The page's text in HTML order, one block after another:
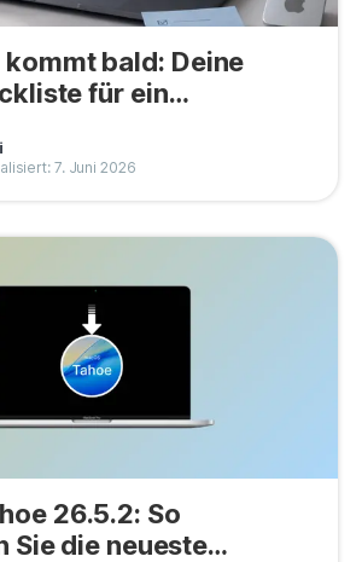
kommt bald: Deine
für ein
7. Juni 2026
26.5.2: So
Sie die neueste